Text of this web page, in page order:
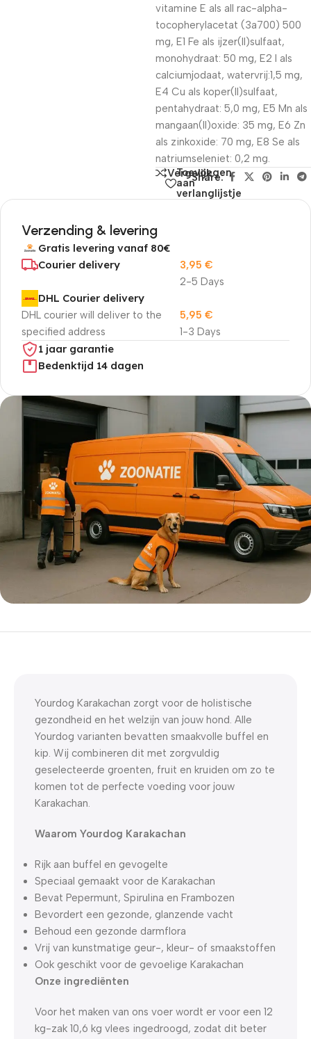
vitamine E als all rac-alpha-
tocopherylacetat (3a700) 500
mg, E1 Fe als ijzer(II)sulfaat,
monohydraat: 50 mg, E2 I als
calciumjodaat, watervrij:1,5 mg,
E4 Cu als koper(II)sulfaat,
pentahydraat: 5,0 mg, E5 Mn als
mangaan(II)oxide: 35 mg, E6 Zn
als zinkoxide: 70 mg, E8 Se als
natriumseleniet: 0,2 mg.
Vergelijk
Toevoegen
aan
verlanglijstje
Share:
Verzending & levering
Gratis levering vanaf 80€
Courier delivery
2-5 Days
3,95 €
DHL Courier delivery
DHL courier will deliver to the
specified address
1-3 Days
5,95 €
1 jaar garantie
Bedenktijd 14 dagen
5% korting met code
Yourdog Karakachan zorgt voor de holistische
gezondheid en het welzijn van jouw hond. Alle
Yourdog varianten bevatten smaakvolle buffel en
kip. Wij combineren dit met zorgvuldig
geselecteerde groenten, fruit en kruiden om zo te
komen tot de perfecte voeding voor jouw
Karakachan.
Waarom Yourdog Karakachan
Rijk aan buffel en gevogelte
Speciaal gemaakt voor de Karakachan
Bevat Pepermunt, Spirulina en Frambozen
Bevordert een gezonde, glanzende vacht
Behoud een gezonde darmflora
Vrij van kunstmatige geur-, kleur- of smaakstoffen
Ook geschikt voor de gevoelige Karakachan
Onze ingrediënten
Voor het maken van ons voer wordt er voor een 12
kg-zak 10,6 kg vlees ingedroogd, zodat dit beter